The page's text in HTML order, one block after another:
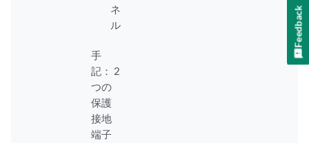
ネ
ル
手
記： 2
つの
保護
接地
端子
Feedback